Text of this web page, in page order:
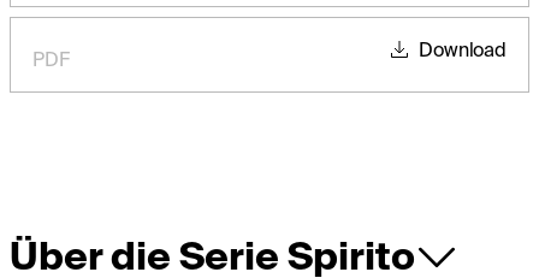
PDF Download
Über die Serie Spirito